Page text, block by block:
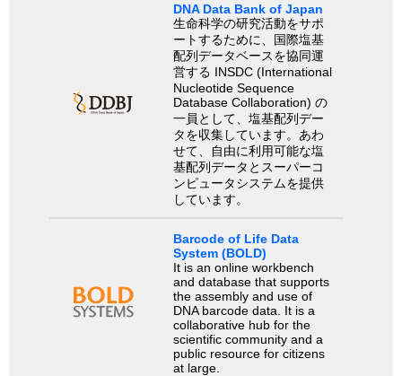
DNA Data Bank of Japan
生命科学の研究活動をサポ
ートするために、国際塩基
配列データベースを協同運
営する INSDC (International
Nucleotide Sequence
Database Collaboration) の
一員として、塩基配列デー
タを収集しています。あわ
せて、自由に利用可能な塩
基配列データとスーパーコ
ンピュータシステムを提供
しています。
Barcode of Life Data
System (BOLD)
It is an online workbench
and database that supports
the assembly and use of
DNA barcode data. It is a
collaborative hub for the
scientific community and a
public resource for citizens
at large.